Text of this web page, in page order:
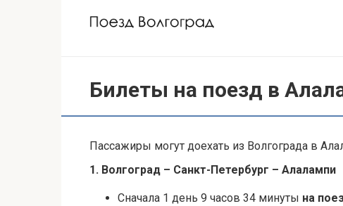
Билеты на поезд в
Пассажиры могут доехать из Волгограда в
1. Волгоград – Санкт-Петербург – Алалампи
Сначала 1 день 9 часов 34 минуты на